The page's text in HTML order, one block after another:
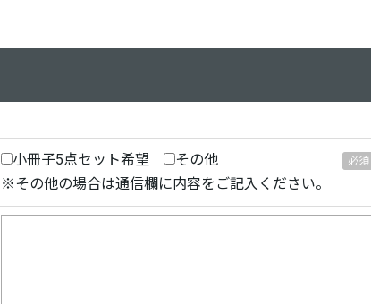
小冊子5点セット希望
その他
※その他の場合は通信欄に内容をご記入ください。